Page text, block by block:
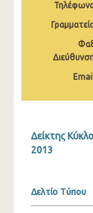
Δείκτης
2013
Δελτίο Τύπου